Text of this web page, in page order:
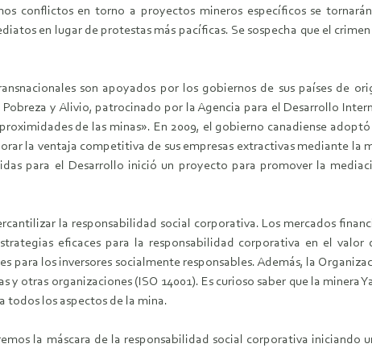
conflictos en torno a proyectos mineros específicos se
en lugar de protestas más pacíficas. Se sospecha que el
son apoyados por los gobiernos de sus países de
y Alivio, patrocinado por la Agencia para el Desarrollo
de las minas». En 2009, el gobierno canadiense
la ventaja competitiva de sus empresas extractivas mediante la
para el Desarrollo inició un proyecto para promover la
la responsabilidad social corporativa. Los mercados
eficaces para la responsabilidad corporativa en el valor
los inversores socialmente responsables. Además, la
otras organizaciones (ISO 14001). Es curioso saber que la minera
todos los aspectos de la mina.
la máscara de la responsabilidad social corporativa